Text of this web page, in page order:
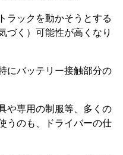
ラックを動かそうとする
づく）可能性が高くなり
にバッテリー接触部分の
や専用の制服等、多くの
うのも、ドライバーの仕